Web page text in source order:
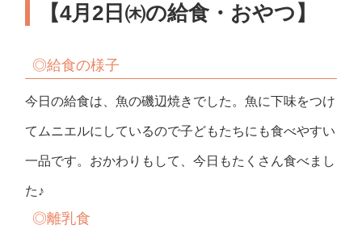
【4月2日㈭の給食・おやつ】
◎給食の様子
今日の給食は、魚の磯辺焼きでした。魚に下味をつけ
てムニエルにしているので子どもたちにも食べやすい
一品です。おかわりもして、今日もたくさん食べまし
た♪
◎離乳食